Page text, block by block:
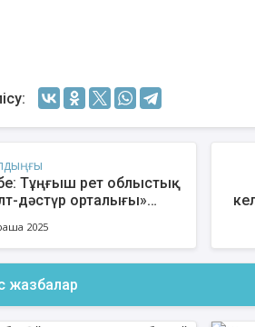
Тұңғыш рет облыстық
дәстүр орталығы»
2025
жазбалар